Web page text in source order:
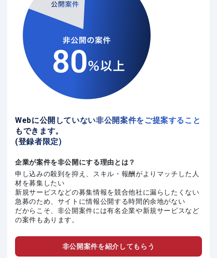
Webに公開していない非公開案件をご提案すること
もできます。
(登録者限定)
企業が案件を非公開にする理由とは？
申し込みの殺到を抑え、スキル・報酬がよりマッチした人
材を募集したい
新規サービスなどの募集情報を競合他社に漏らしたくない
急募のため、サイトに情報公開する時間的余地がない
だからこそ、非公開案件には有名企業や新規サービスなど
の案件もあります。
非公開案件を紹介してもらう